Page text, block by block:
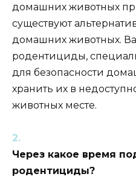
домашних животных
существуют
домашних животных.
родентициды,
для безопасности
хранить их в
животных месте.
Через какое время
родентициды?